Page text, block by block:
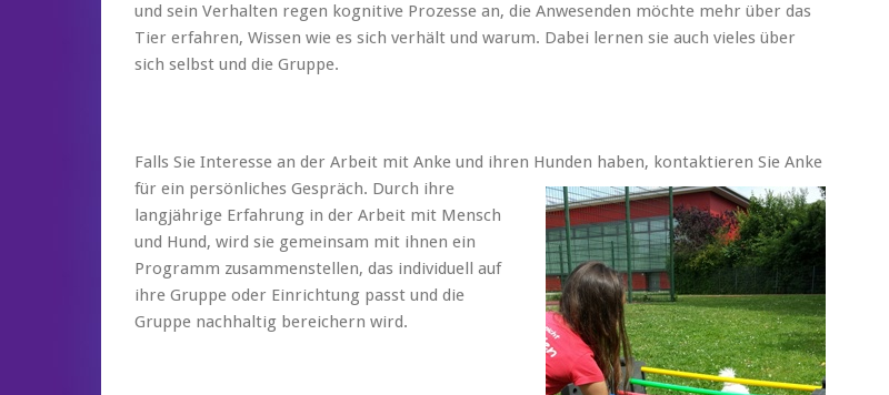
und sein Verhalten regen kognitive Prozesse an, die Anwesenden möchte mehr über das
Tier erfahren, Wissen wie es sich verhält und warum. Dabei lernen sie auch vieles über
sich selbst und die Gruppe.
Falls Sie Interesse an der Arbeit mit Anke und ihren Hunden haben, kontaktieren Sie Anke
für ein persönliches Gespräch. Durch ihre
langjährige Erfahrung in der Arbeit mit Mensch
und Hund, wird sie gemeinsam mit ihnen ein
Programm zusammenstellen, das individuell auf
ihre Gruppe oder Einrichtung passt und die
Gruppe nachhaltig bereichern wird.